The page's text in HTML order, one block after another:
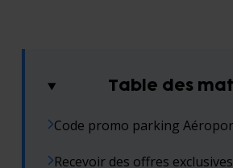
Table des
Code promo parking
Recevoir des offres